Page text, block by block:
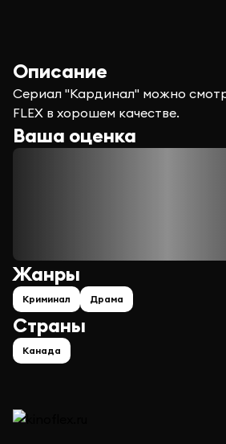
Описание
Сериал "Кардинал" можно
FLEX в хорошем качестве.
Ваша оценка
Страны
Канада
Жанры
Криминал Драма